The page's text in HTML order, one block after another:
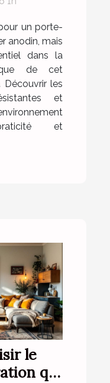
un porte-
anodin, mais
dans la
de cet
Découvrir les
et
et
le
qui